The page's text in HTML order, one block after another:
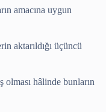
amacına uygun
aktarıldığı üçüncü
hâlinde bunların